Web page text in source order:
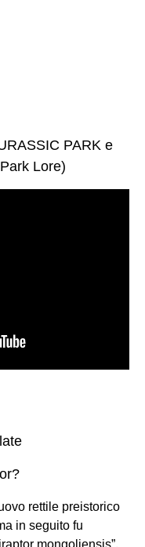
PARK e
Lore)
rettile preistorico
in seguito fu
mongoliensis”,